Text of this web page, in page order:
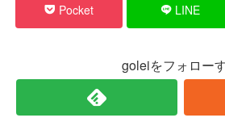
Pocket LINE
goleiをフォロー